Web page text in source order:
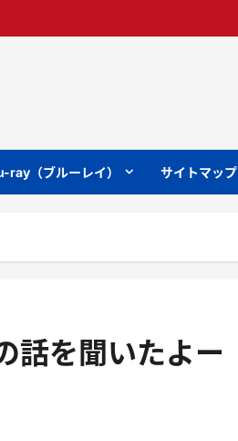
ray（ブルーレイ） サイトマップ
話を聞いたよー